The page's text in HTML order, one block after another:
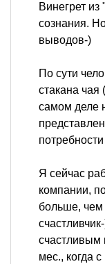
Винегрет
сознания.
выводов-)
По сути
стакана
самом деле
Я сейчас
компании,
больше, чем
мес., когда